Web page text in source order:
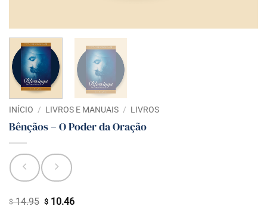
INÍCIO / LIVROS E MANUAIS / LIVROS
Bênçãos – O Poder da Oração
$14.95 O
$10.46O